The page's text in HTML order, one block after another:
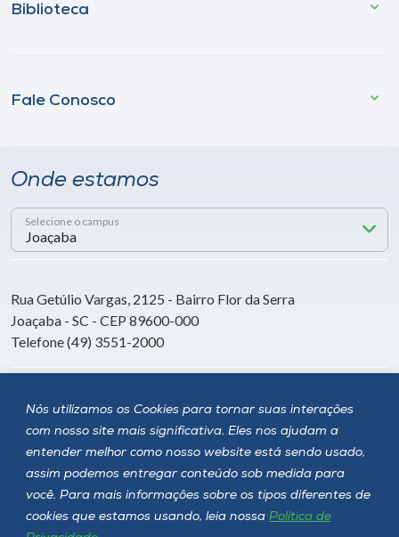
Nós utilizamos os Cookies para tornar suas interações
com nosso site mais significativa. Eles nos ajudam a
entender melhor como nosso website está sendo usado,
assim podemos entregar conteúdo sob medida para
você. Para mais informações sobre os tipos diferentes de
cookies que estamos usando, leia nossa Política de
Biblioteca
Fale Conosco
Onde estamos
Selecione o campus
Rua Getúlio Vargas, 2125 - Bairro Flor da Serra
Joaçaba - SC - CEP 89600-000
Telefone (49) 3551-2000
Siga a Unoesc